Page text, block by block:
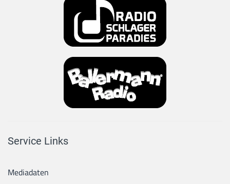
Service Links
Mediadaten